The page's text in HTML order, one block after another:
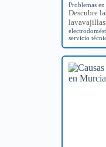
Problemas
Descubre
lavavajillas
servicio